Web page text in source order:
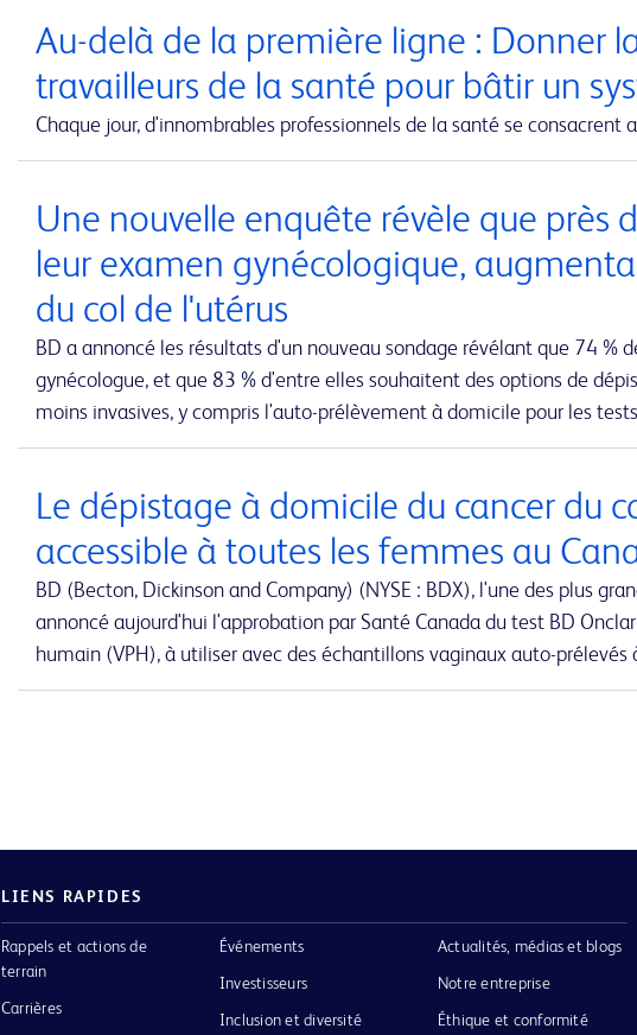
Au-delà de la première ligne : Donner
travailleurs de la santé pour bâtir un
Chaque jour, d'innombrables professionnels de la santé se consacrent
Une nouvelle enquête révèle que près
leur examen gynécologique,
du col de l'utérus
BD a annoncé les résultats d'un nouveau sondage révélant que 74 %
gynécologue, et que 83 % d'entre elles souhaitent des options de
moins invasives, y compris l'auto-prélèvement à domicile pour les
Le dépistage à domicile du cancer du
accessible à toutes les femmes au
BD (Becton, Dickinson and Company) (NYSE : BDX), l'une des plus
annoncé aujourd'hui l'approbation par Santé Canada du test BD
humain (VPH), à utiliser avec des échantillons vaginaux auto-prélevés
LIENS RAPIDES
Rappels et actions de
terrain
Carrières
Événements
Investisseurs
Inclusion et diversité
Actualités, médias et blogs
Notre entreprise
Éthique et conformité